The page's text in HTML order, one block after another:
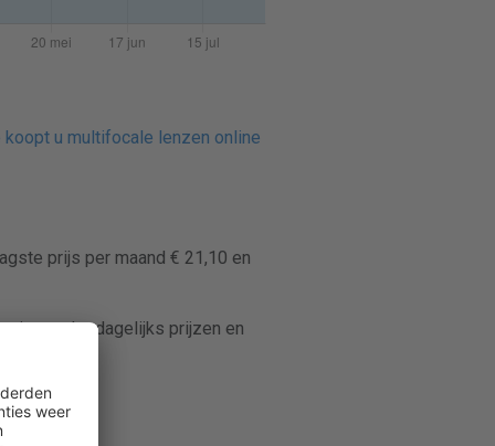
koopt u multifocale lenzen online
prijs per maand € 21,10 en
volgt dagelijks prijzen en